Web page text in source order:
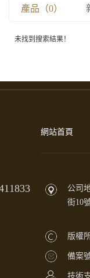
產品（0）
未找到搜索結果！
網站首頁
公司
街10
廣
版權
備案號
技術